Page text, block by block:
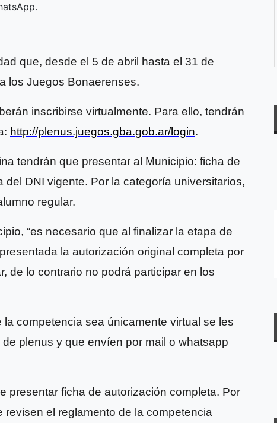
que, desde el 5 de abril hasta el 31 de
los Juegos Bonaerenses.
inscribirse virtualmente. Para ello, tendrán
http://plenus.juegos.gba.gob.ar/login.
tendrán que presentar al Municipio: ficha de
DNI vigente. Por la categoría universitarios,
regular.
“es necesario que al finalizar la etapa de
la autorización original completa por
de lo contrario no podrá participar en los
competencia sea únicamente virtual se les
plenus y que envíen por mail o whatsapp
presentar ficha de autorización completa. Por
el reglamento de la competencia